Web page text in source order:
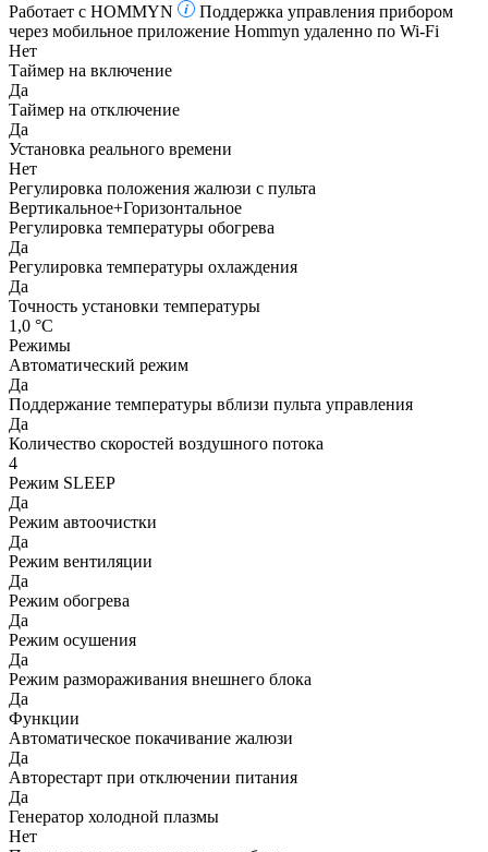
Работает с HOMMYN
Поддержка управления прибором
через мобильное приложение Hommyn удаленно по Wi-Fi
Нет
Таймер на включение
Да
Таймер на отключение
Да
Установка реального времени
Нет
Регулировка положения жалюзи с пульта
Вертикальное+Горизонтальное
Регулировка температуры обогрева
Да
Регулировка температуры охлаждения
Да
Точность установки температуры
1,0 °С
Режимы
Автоматический режим
Да
Поддержание температуры вблизи пульта управления
Да
Количество скоростей воздушного потока
4
Режим SLEEP
Да
Режим автоочистки
Да
Режим вентиляции
Да
Режим обогрева
Да
Режим осушения
Да
Режим размораживания внешнего блока
Да
Функции
Автоматическое покачивание жалюзи
Да
Авторестарт при отключении питания
Да
Генератор холодной плазмы
Нет